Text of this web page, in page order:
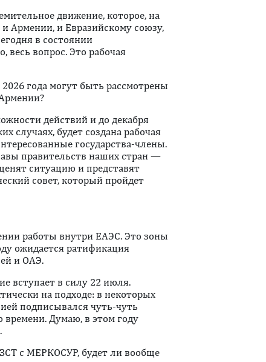
движение, которое, на
Армении, и Евразийскому союзу,
в состоянии
весь вопрос. Это рабочая
года могут быть рассмотрены
действий и до декабря
случаях, будет создана рабочая
государства-члены.
правительств наших стран —
ситуацию и представят
совет, который пройдет
работы внутри ЕАЭС. Это зоны
ожидается ратификация
и ОАЭ.
вступает в силу 22 июля.
на подходе: в некоторых
подписывался чуть-чуть
времени. Думаю, в этом году
с МЕРКОСУР, будет ли вообще